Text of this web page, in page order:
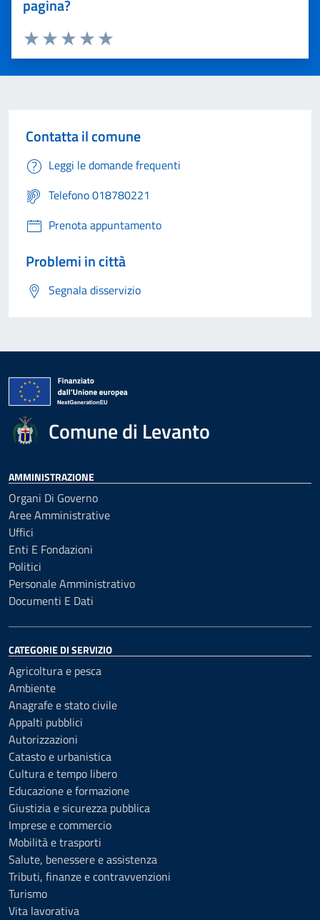
pagina?
Valuta 5 stelle su 5
Valuta 4 stelle su 5
Valuta 3 stelle su 5
Valuta 2 stelle su 5
Valuta 1 stelle su 5
Contatta il comune
Leggi le domande frequenti
Telefono 018780221
Prenota appuntamento
Problemi in città
Segnala disservizio
Comune di Levanto
AMMINISTRAZIONE
Organi Di Governo
Aree Amministrative
Uffici
Enti E Fondazioni
Politici
Personale Amministrativo
Documenti E Dati
CATEGORIE DI SERVIZIO
Agricoltura e pesca
Ambiente
Anagrafe e stato civile
Appalti pubblici
Autorizzazioni
Catasto e urbanistica
Cultura e tempo libero
Educazione e formazione
Giustizia e sicurezza pubblica
Imprese e commercio
Mobilità e trasporti
Salute, benessere e assistenza
Tributi, finanze e contravvenzioni
Turismo
Vita lavorativa